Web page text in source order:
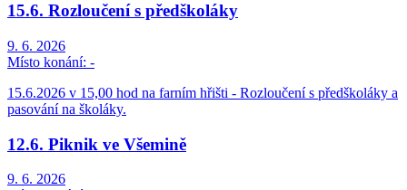
15.6. Rozloučení s předškoláky
9. 6. 2026
Místo konání: -
15.6.2026 v 15,00 hod na farním hřišti - Rozloučení s předškoláky a
pasování na školáky.
12.6. Piknik ve Všemině
9. 6. 2026